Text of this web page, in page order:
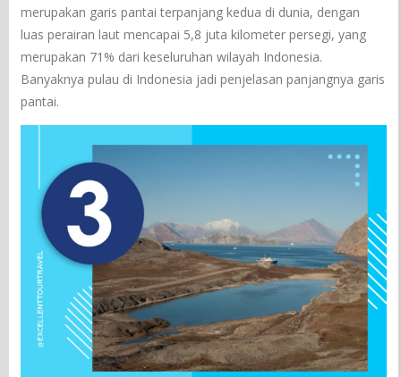
merupakan garis pantai terpanjang kedua di dunia, dengan
luas perairan laut mencapai 5,8 juta kilometer persegi, yang
merupakan 71% dari keseluruhan wilayah Indonesia.
Banyaknya pulau di Indonesia jadi penjelasan panjangnya garis
pantai.